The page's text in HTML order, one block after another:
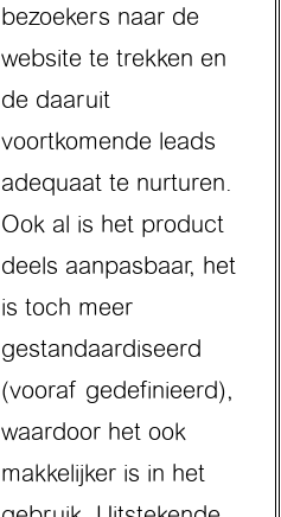
bezoekers naar de
website te trekken en
de daaruit
voortkomende leads
adequaat te nurturen.
Ook al is het product
deels aanpasbaar, het
is toch meer
gestandaardiseerd
(vooraf gedefinieerd),
waardoor het ook
makkelijker is in het